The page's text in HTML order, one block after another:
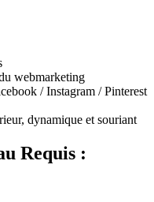
webmarketing
/ Instagram / Pinterest
dynamique et souriant
Requis :